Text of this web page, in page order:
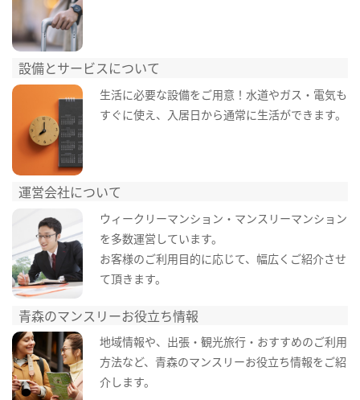
設備とサービスについて
生活に必要な設備をご用意！水道やガス・電気も
すぐに使え、入居日から通常に生活ができます。
運営会社について
ウィークリーマンション・マンスリーマンション
を多数運営しています。
お客様のご利用目的に応じて、幅広くご紹介させ
て頂きます。
青森のマンスリーお役立ち情報
地域情報や、出張・観光旅行・おすすめのご利用
方法など、青森のマンスリーお役立ち情報をご紹
介します。